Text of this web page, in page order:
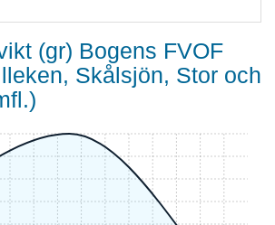
(gr) Bogens FVOF
Skålsjön, Stor och